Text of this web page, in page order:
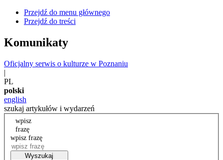
Przejdź do menu głównego
Przejdź do treści
Komunikaty
Oficjalny serwis o kulturze w Poznaniu
|
PL
polski
english
szukaj artykułów i wydarzeń
wpisz
frazę
wpisz frazę
Wyszukaj